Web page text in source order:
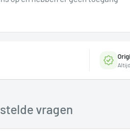
vragen